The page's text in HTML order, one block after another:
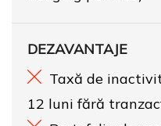
DEZAVANTAJE
Taxă de
12 luni fără